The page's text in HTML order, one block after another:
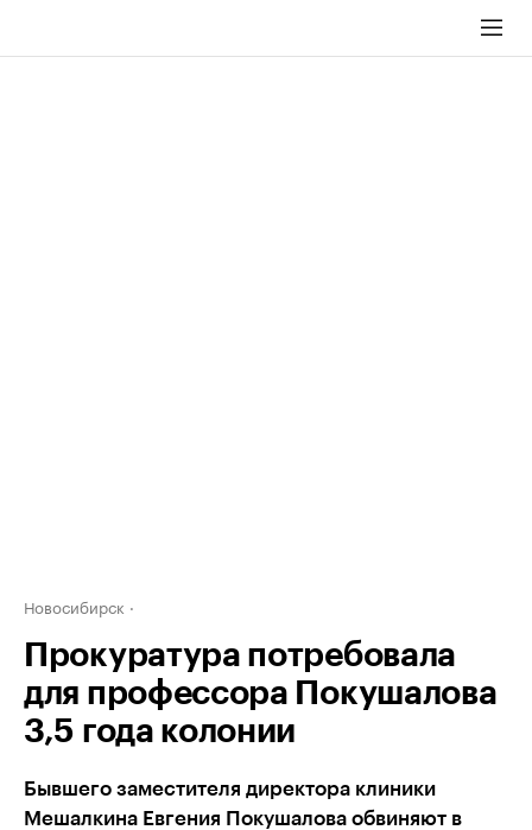
Новосибирск
Прокуратура потребовала
для профессора Покушалова
3,5 года колонии
Бывшего заместителя директора клиники
Мешалкина Евгения Покушалова обвиняют в